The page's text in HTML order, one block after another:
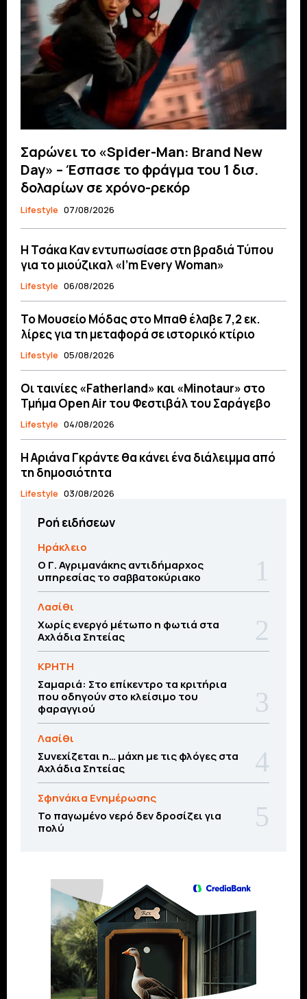
Σαρώνει το «Spider-Man: Brand New
Day» – Έσπασε το φράγμα του 1 δισ.
δολαρίων σε χρόνο-ρεκόρ
Lifestyle 07/08/2026
Η Τσάκα Καν εντυπωσίασε στη βραδιά Τύπου
για το μιούζικαλ «I’m Every Woman»
Lifestyle 06/08/2026
Το Μουσείο Μόδας στο Μπαθ έλαβε 7,2 εκ.
λίρες για τη μεταφορά σε ιστορικό κτίριο
Lifestyle 05/08/2026
Οι ταινίες «Fatherland» και «Minotaur» στο
Τμήμα Open Air του Φεστιβάλ του Σαράγεβο
Lifestyle 04/08/2026
Η Αριάνα Γκράντε θα κάνει ένα διάλειμμα από
τη δημοσιότητα
Lifestyle 03/08/2026
Ροή ειδήσεων
Ηράκλειο
Ο Γ. Αγριμανάκης αντιδήμαρχος
υπηρεσίας το σαββατοκύριακο
Λασίθι
Χωρίς ενεργό μέτωπο η φωτιά στα
Αχλάδια Σητείας
ΚΡΗΤΗ
Σαμαριά: Στο επίκεντρο τα κριτήρια
που οδηγούν στο κλείσιμο του
φαραγγιού
Λασίθι
Συνεχίζεται η… μάχη με τις φλόγες στα
Αχλάδια Σητείας
Σφηνάκια Ενημέρωσης
Το παγωμένο νερό δεν δροσίζει για
πολύ